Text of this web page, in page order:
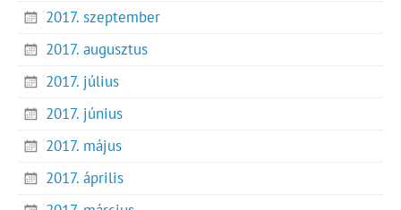
2017. szeptember
2017. augusztus
2017. július
2017. június
2017. május
2017. április